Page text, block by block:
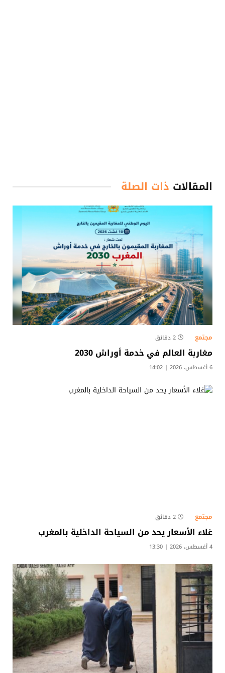
المقالات ذات الصلة
مجتمع 2 دقائق
مغاربة العالم في خدمة أوراش 2030
6 أغسطس، 2026 | 14:02
مجتمع 2 دقائق
غلاء الأسعار يحد من السياحة الداخلية بالمغرب
4 أغسطس، 2026 | 13:30